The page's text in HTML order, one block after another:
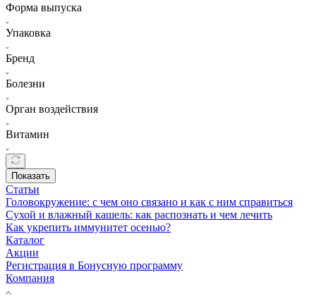
Форма выпуска
Упаковка
Бренд
Болезни
Орган воздействия
Витамин
Показать
Статьи
Головокружение: с чем оно связано и как с ним справиться
Сухой и влажный кашель: как распознать и чем лечить
Как укрепить иммунитет осенью?
Каталог
Акции
Регистрация в Бонусную программу
Компания